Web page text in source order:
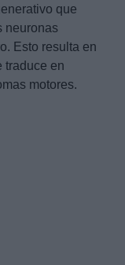
que
neuronas
Esto resulta en
traduce en
motores.